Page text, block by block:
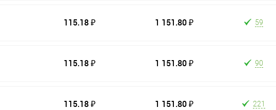
115.18 ₽ 1 151.80 ₽ 59
115.18 ₽ 1 151.80 ₽ 90
115.18 ₽ 1 151.80 ₽ 221